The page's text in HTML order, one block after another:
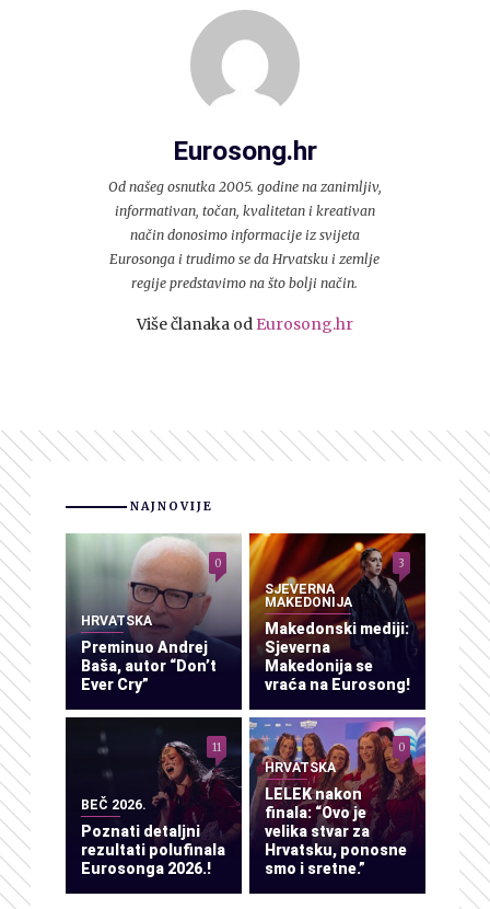
Eurosong.hr
Od našeg osnutka 2005. godine na zanimljiv,
informativan, točan, kvalitetan i kreativan
način donosimo informacije iz svijeta
Eurosonga i trudimo se da Hrvatsku i zemlje
regije predstavimo na što bolji način.
Više članaka od Eurosong.hr
NAJNOVIJE
HRVATSKA
Preminuo Andrej
Baša, autor “Don’t
Ever Cry”
0
SJEVERNA
MAKEDONIJA
Makedonski mediji:
Sjeverna
Makedonija se
vraća na Eurosong!
3
BEČ 2026.
Poznati detaljni
rezultati polufinala
Eurosonga 2026.!
11
HRVATSKA
LELEK nakon
finala: “Ovo je
velika stvar za
Hrvatsku, ponosne
smo i sretne.”
0